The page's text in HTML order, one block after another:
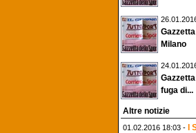
Milano
fuga di...
Altre notizie
01.02.2016 18:03 - I